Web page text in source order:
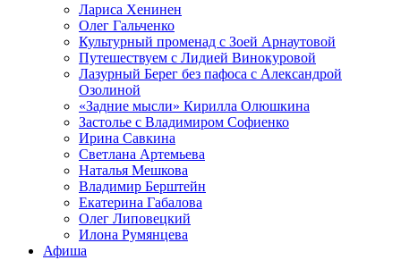
Лариса Хенинен
Олег Гальченко
Культурный променад с Зоей Арнаутовой
Путешествуем с Лидией Винокуровой
Лазурный Берег без пафоса с Александрой
Озолиной
«Задние мысли» Кирилла Олюшкина
Застолье с Владимиром Софиенко
Ирина Савкина
Светлана Артемьева
Наталья Мешкова
Владимир Берштейн
Екатерина Габалова
Олег Липовецкий
Илона Румянцева
Афиша